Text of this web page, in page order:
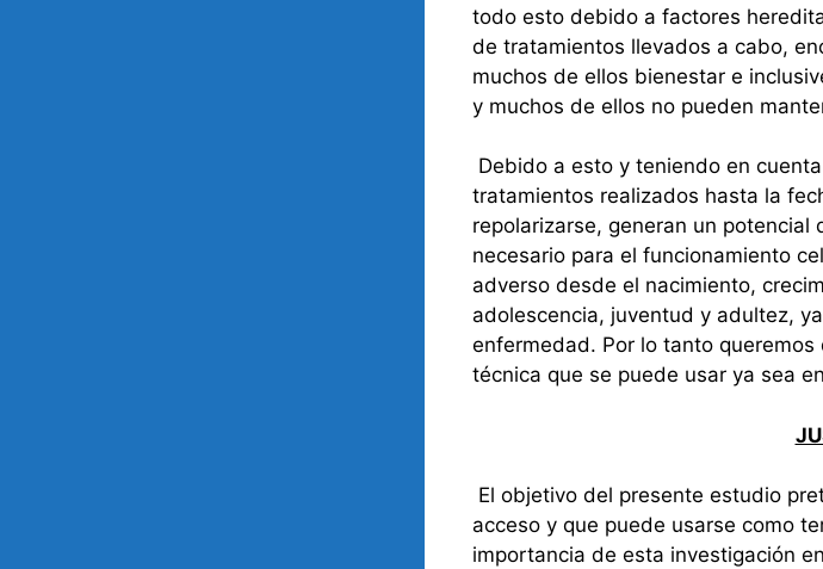
todo esto debido a factores
de tratamientos llevados a cabo,
muchos de ellos bienestar e
y muchos de ellos no pueden
Debido a esto y teniendo en
tratamientos realizados hasta la
repolarizarse, generan un
necesario para el funcionamiento
adverso desde el nacimiento,
adolescencia, juventud y adultez,
enfermedad. Por lo tanto
técnica que se puede usar ya sea
El objetivo del presente estudio
acceso y que puede usarse como
importancia de esta investigación